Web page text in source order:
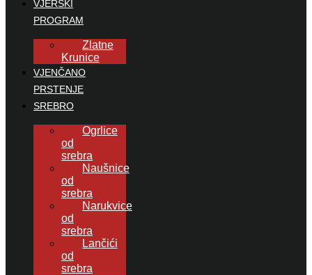
VJERSKI
PROGRAM
Zlatne
Krunice
VJENČANO
PRSTENJE
SREBRO
Ogrlice
od
srebra
Naušnice
od
srebra
Narukvice
od
srebra
Lančići
od
srebra